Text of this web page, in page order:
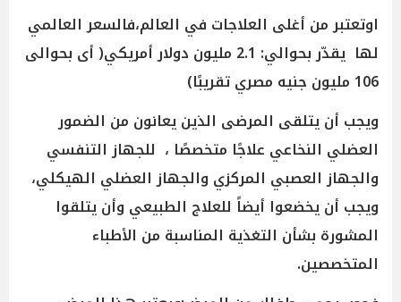
اوتعتبر من أغلى العلاجات في العالم،فالسعر العالمي
لها يقدّر بحوالي: 2.1 مليون دولار أمريكي( أى بحوالى
106 مليون جنيه مصري تقريبًا)
ويجب أن يتلقى المرضى الذين يعانون من الضمور
العضلي النخاعي علاجًا متخصصًا ، للجهاز التنفسي
والجهاز العصبي المركزي والجهاز العضلي الهيكلي،
ويجب أن يخضعوا أيضاً للعلاج الطبيعي وأن يتلقوا
المشورة بشأن التغذية المناسبة من الأطباء
المتخصصين.